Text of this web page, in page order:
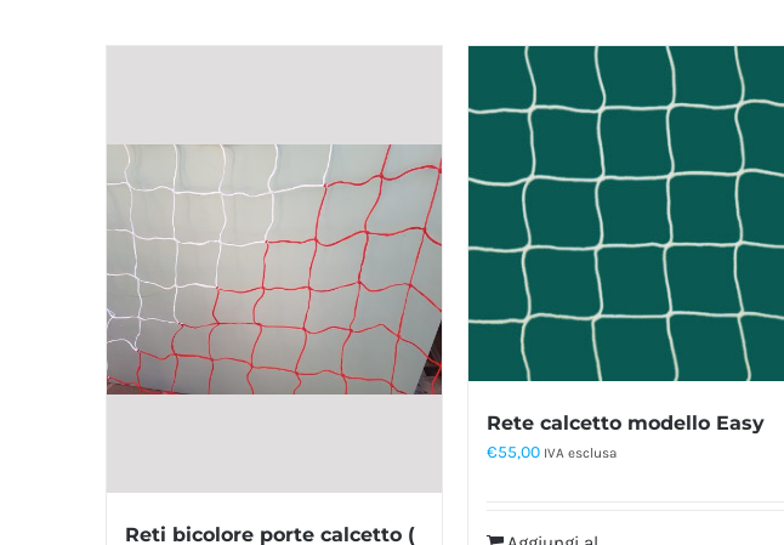
Reti bicolore porte calcetto (
Rete calcetto modello Easy
€55,00 IVA esclusa